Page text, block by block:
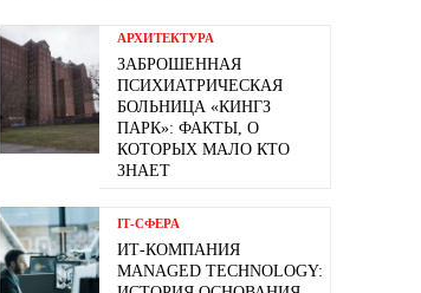
АРХИТЕКТУРА
ЗАБРОШЕННАЯ
ПСИХИАТРИЧЕСКАЯ
БОЛЬНИЦА «КИНГЗ
ПАРК»: ФАКТЫ, О
КОТОРЫХ МАЛО КТО
ЗНАЕТ
ІТ-СФЕРА
ИТ-КОМПАНИЯ
MANAGED TECHNOLOGY: